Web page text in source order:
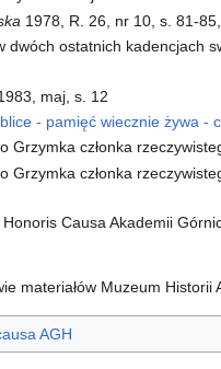
1978, R. 26, nr 10, s. 81-
dwóch ostatnich kadencjach
maj, s. 12
- pamięć wiecznie żywa -
Grzymka członka
Grzymka członka
Causa Akademii
materiałów Muzeum Historii
AGH